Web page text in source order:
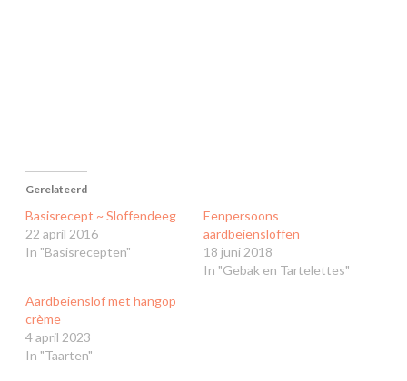
Gerelateerd
Basisrecept ~ Sloffendeeg
22 april 2016
In "Basisrecepten"
Eenpersoons
aardbeiensloffen
18 juni 2018
In "Gebak en Tartelettes"
Aardbeienslof met hangop
crème
4 april 2023
In "Taarten"